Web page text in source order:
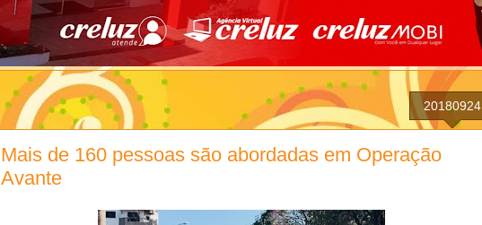
20180924
Mais de 160 pessoas são abordadas em Operação
Avante